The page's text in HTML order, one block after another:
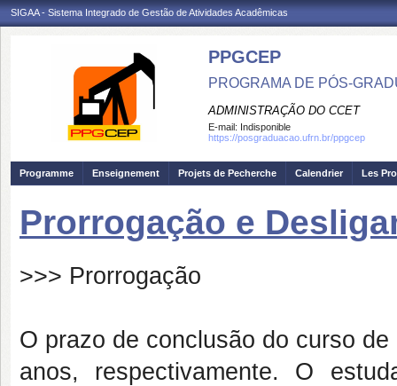
SIGAA - Sistema Integrado de Gestão de Atividades Acadêmicas
PPGCEP
PROGRAMA DE PÓS-
ADMINISTRAÇÃO DO CCET
E-mail: Indisponible
https://posgraduacao.ufrn.br/ppgcep
Programme Enseignement Projets de Pecherche Calendrier Les
Prorrogação e
>>> Prorrogação
O prazo de conclusão do curso
anos, respectivamente. O